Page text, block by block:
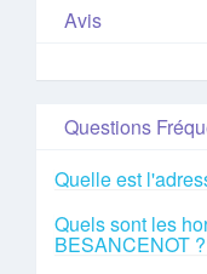
Avis
Questions
Quelle est
Quels sont les
BESANCENOT ?